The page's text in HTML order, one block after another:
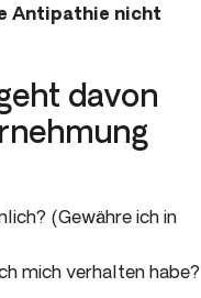
Antipathie nicht
davon
(Gewähre ich in
mich verhalten habe?